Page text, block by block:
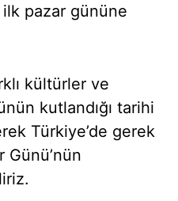
ilk pazar gününe
kültürler ve
kutlandığı tarihi
Türkiye’de gerek
Günü’nün